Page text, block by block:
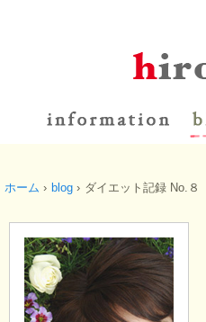
ホーム › blog › ダイエット記録 No.８